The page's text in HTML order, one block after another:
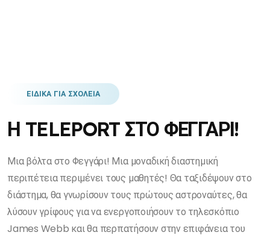
ΕΙΔΙΚΑ ΓΙΑ ΣΧΟΛΕΙΑ
Η TELEPORT ΣΤΟ ΦΕΓΓΑΡΙ!
Μια βόλτα στο Φεγγάρι! Μια μοναδική διαστημική
περιπέτεια περιμένει τους μαθητές! Θα ταξιδέψουν στο
διάστημα, θα γνωρίσουν τους πρώτους αστροναύτες, θα
λύσουν γρίφους για να ενεργοποιήσουν το τηλεσκόπιο
James Webb και θα περπατήσουν στην επιφάνεια του